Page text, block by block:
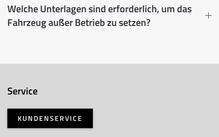
Welche Unterlagen sind erforderlich, um das
Fahrzeug außer Betrieb zu setzen?
Service
KUNDENSERVICE